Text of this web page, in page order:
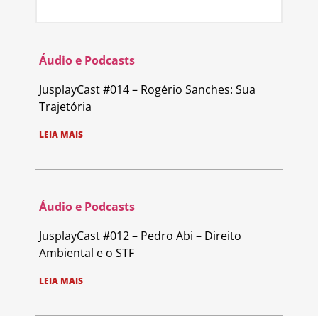
Áudio e Podcasts
JusplayCast #014 – Rogério Sanches: Sua
Trajetória
LEIA MAIS
Áudio e Podcasts
JusplayCast #012 – Pedro Abi – Direito
Ambiental e o STF
LEIA MAIS